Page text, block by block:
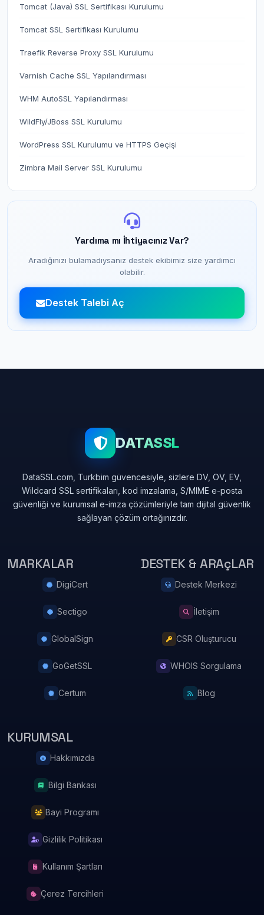
Tomcat (Java) SSL Sertifikası Kurulumu
Tomcat SSL Sertifikası Kurulumu
Traefik Reverse Proxy SSL Kurulumu
Varnish Cache SSL Yapılandırması
WHM AutoSSL Yapılandırması
WildFly/JBoss SSL Kurulumu
WordPress SSL Kurulumu ve HTTPS Geçişi
Zimbra Mail Server SSL Kurulumu
Yardıma mı İhtiyacınız Var?
Aradığınızı bulamadıysanız destek ekibimiz size yardımcı
olabilir.
Destek Talebi Aç
DATASSL
DataSSL.com, Turkbim güvencesiyle, sizlere DV, OV, EV,
Wildcard SSL sertifikaları, kod imzalama, S/MIME e-posta
güvenliği ve kurumsal e-imza çözümleriyle tam dijital güvenlik
sağlayan çözüm ortağınızdır.
MARKALAR
DigiCert
Sectigo
GlobalSign
GoGetSSL
Certum
DESTEK & ARAçLAR
Destek Merkezi
İletişim
CSR Oluşturucu
WHOIS Sorgulama
Blog
KURUMSAL
Hakkımızda
Bilgi Bankası
Bayi Programı
Gizlilik Politikası
Kullanım Şartları
Çerez Tercihleri